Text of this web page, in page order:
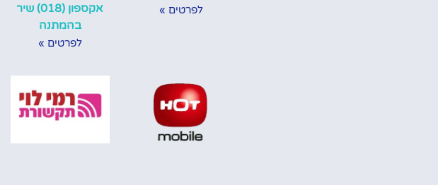
לפרטים »
אקספון (018) שיר
בהמתנה
לפרטים »